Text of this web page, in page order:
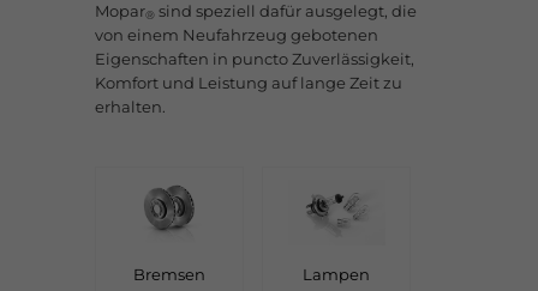
Mopar® sind speziell dafür ausgelegt, die
von einem Neufahrzeug gebotenen
Eigenschaften in puncto Zuverlässigkeit,
Komfort und Leistung auf lange Zeit zu
erhalten.
Bremsen Lampen